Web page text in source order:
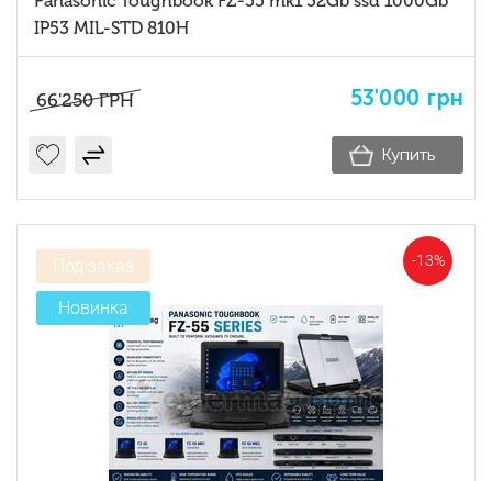
IP53 MIL-STD 810H
66'250 ГРН 53'000 грн
Купить
-13%
Под заказ
Новинка